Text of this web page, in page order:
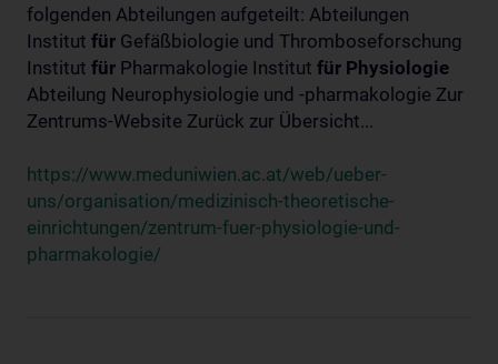
folgenden Abteilungen aufgeteilt: Abteilungen
Institut für Gefäßbiologie und Thromboseforschung
Institut für Pharmakologie Institut für Physiologie
Abteilung Neurophysiologie und -pharmakologie Zur
Zentrums-Website Zurück zur Übersicht...
https://www.meduniwien.ac.at/web/ueber-
uns/organisation/medizinisch-theoretische-
einrichtungen/zentrum-fuer-physiologie-und-
pharmakologie/